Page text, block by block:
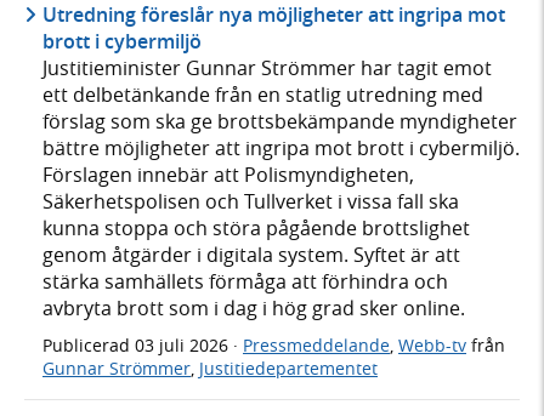
Utredning föreslår nya möjligheter att ingripa mot
brott i cybermiljö
Justitieminister Gunnar Strömmer har tagit emot
ett delbetänkande från en statlig utredning med
förslag som ska ge brottsbekämpande myndigheter
bättre möjligheter att ingripa mot brott i cybermiljö.
Förslagen innebär att Polismyndigheten,
Säkerhetspolisen och Tullverket i vissa fall ska
kunna stoppa och störa pågående brottslighet
genom åtgärder i digitala system. Syftet är att
stärka samhällets förmåga att förhindra och
avbryta brott som i dag i hög grad sker online.
Publicerad 03 juli 2026 · Pressmeddelande, Webb-tv från
Gunnar Strömmer, Justitiedepartementet